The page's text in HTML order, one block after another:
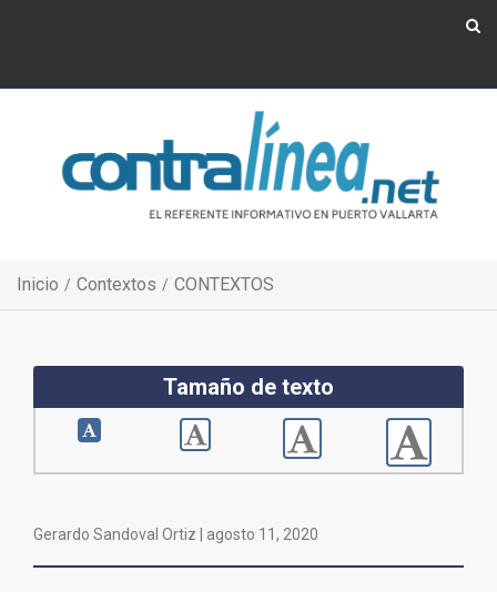
Inicio Contextos CONTEXTOS
Tamaño de texto
Gerardo Sandoval Ortiz | agosto 11, 2020